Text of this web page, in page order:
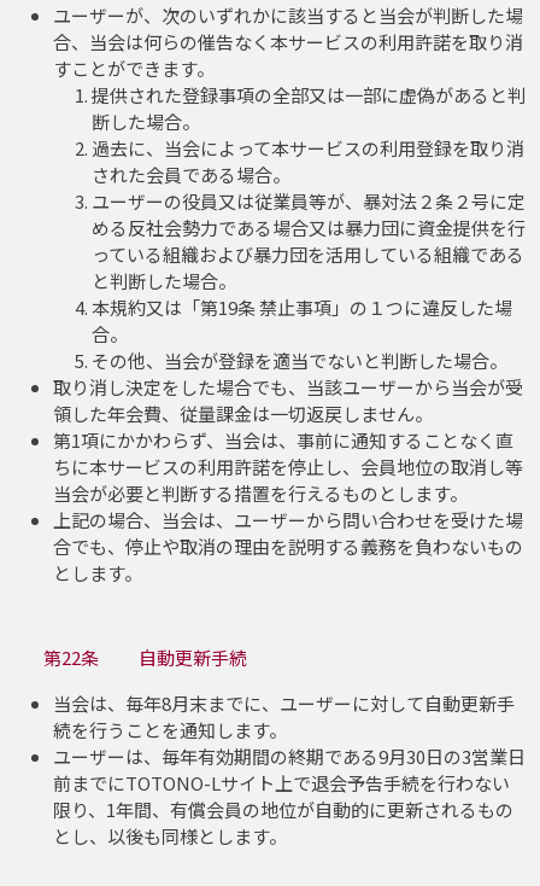
ユーザーが、次のいずれかに該当すると当会が判断した場
合、当会は何らの催告なく本サービスの利用許諾を取り消
すことができます。
提供された登録事項の全部又は一部に虚偽があると判
断した場合。
過去に、当会によって本サービスの利用登録を取り消
された会員である場合。
ユーザーの役員又は従業員等が、暴対法２条２号に定
める反社会勢力である場合又は暴力団に資金提供を行
っている組織および暴力団を活用している組織である
と判断した場合。
本規約又は「第19条 禁止事項」の１つに違反した場
合。
その他、当会が登録を適当でないと判断した場合。
取り消し決定をした場合でも、当該ユーザーから当会が受
領した年会費、従量課金は一切返戻しません。
第1項にかかわらず、当会は、事前に通知することなく直
ちに本サービスの利用許諾を停止し、会員地位の取消し等
当会が必要と判断する措置を行えるものとします。
上記の場合、当会は、ユーザーから問い合わせを受けた場
合でも、停止や取消の理由を説明する義務を負わないもの
とします。
第22条 自動更新手続
当会は、毎年8月末までに、ユーザーに対して自動更新手
続を行うことを通知します。
ユーザーは、毎年有効期間の終期である9月30日の3営業日
前までにTOTONO-Lサイト上で退会予告手続を行わない
限り、1年間、有償会員の地位が自動的に更新されるもの
とし、以後も同様とします。